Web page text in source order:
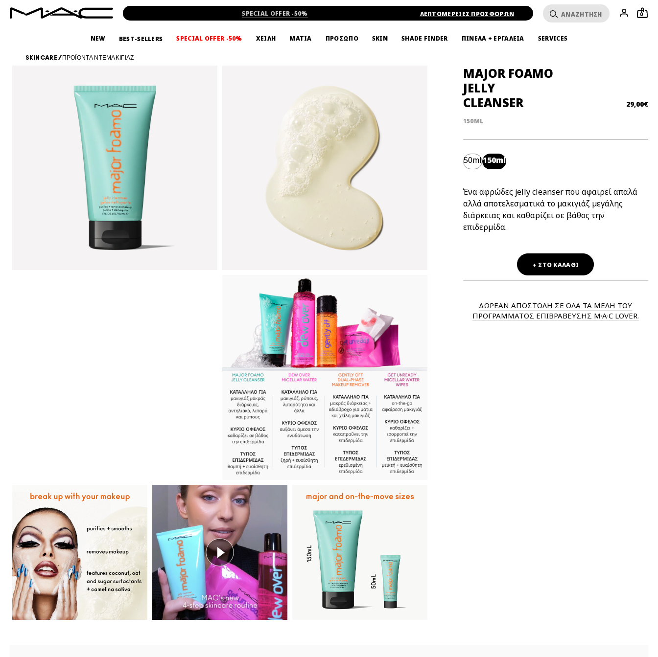
SPECIAL OFFER -50% ΛΕΠΤΟΜΕΡΕΙΕΣ ΠΡΟΣΦΟΡΩΝ 0
NEW BEST-SELLERS SPECIAL OFFER -50% ΧΕΙΛΗ ΜΑΤΙΑ ΠΡΟΣΩΠΟ SKIN SHADE FINDER ΠΙΝΕΛΑ + ΕΡΓΑΛΕΙΑ SERVICES
SKINCARE/ ΠΡΟΪΟΝΤΑ ΝΤΕΜΑΚΙΓΙΑΖ
MAJOR FOAMO
JELLY
CLEANSER
29,00€
150ML
Ένα αφρώδες jelly cleanser που αφαιρεί απαλά
αλλά αποτελεσματικά το μακιγιάζ μεγάλης
διάρκειας και καθαρίζει σε βάθος την
επιδερμίδα.
50ml150ml
+ ΣΤΟ ΚΑΛΑΘΙ
ΔΩΡΕΑΝ ΑΠΟΣΤΟΛΗ ΣΕ ΟΛΑ ΤΑ ΜΕΛΗ ΤΟΥ
ΠΡΟΓΡΑΜΜΑΤΟΣ ΕΠΙΒΡΑΒΕΥΣΗΣ M·A·C LOVER.